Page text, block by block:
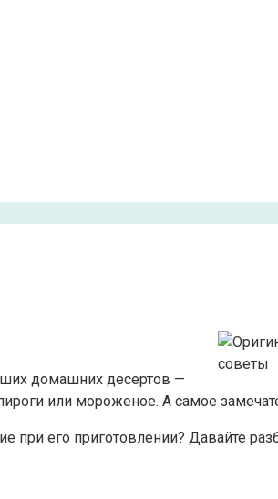
домашних десертов —
или мороженое. А самое
при его приготовлении? Давайте